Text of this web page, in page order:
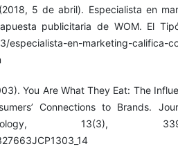
5 de abril). Especialista en
publicitaria de WOM. El
especialista-en-marketing-califica-
You Are What They Eat: The
Connections to Brands.
13(3), 339-